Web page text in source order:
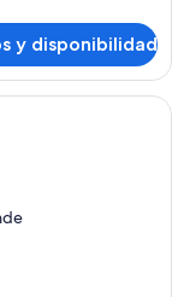
y disponibilidad
hotel con una cama